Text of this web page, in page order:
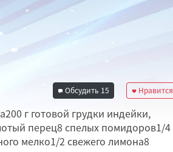
Нравится
Обсудить 15
г готовой грудки индейки,
перец8 спелых помидоров1/4
мелко1/2 свежего лимона8